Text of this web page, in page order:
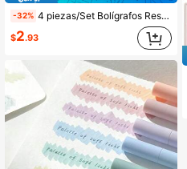
-32% 4 piezas/Set Bolígrafos Resaltadores Fluorescentes con Degradado Estético Japonés, Barril con Degradado de Moda, Diseño de Punta Oblicua, Agarre de Plástico Suave Antideslizante, Útiles Escolares para Regreso a Clases
$2.93